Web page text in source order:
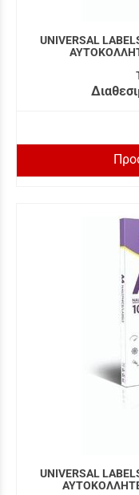
UNIVERSAL
UNIVERSAL